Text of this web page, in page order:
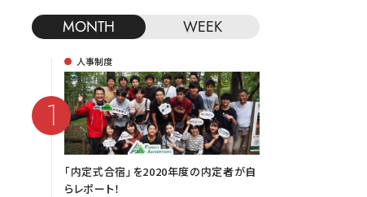
MONTH WEEK
人事制度
「内定式合宿」を2020年度の内定者が自
らレポート！